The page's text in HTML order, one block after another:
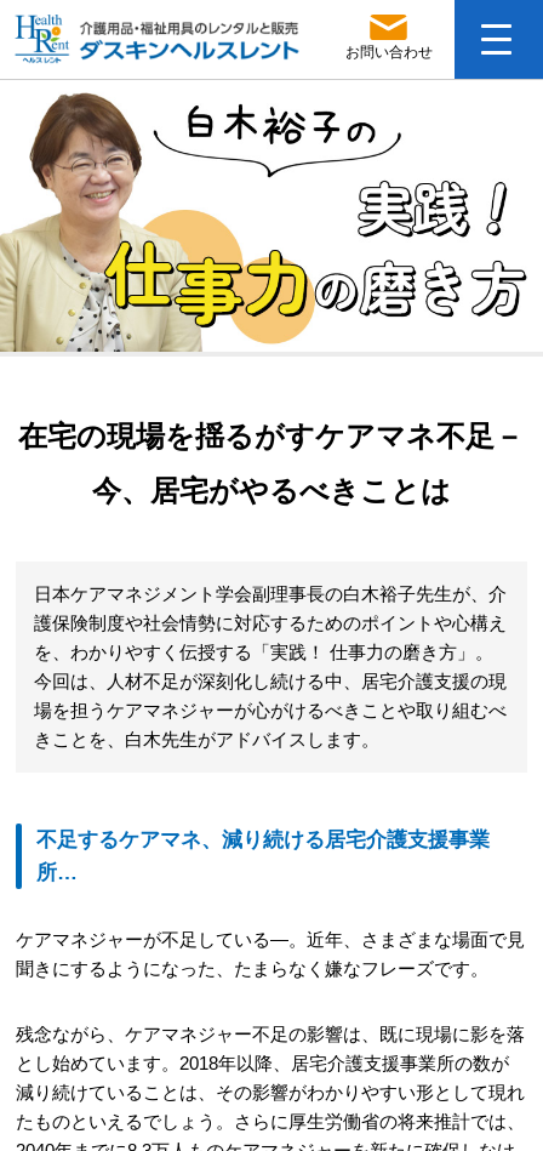
お問い合わせ
在宅の現場を揺るがすケアマネ不足－
今、居宅がやるべきことは
日本ケアマネジメント学会副理事長の白木裕子先生が、介
護保険制度や社会情勢に対応するためのポイントや心構え
を、わかりやすく伝授する「実践！ 仕事力の磨き方」。
今回は、人材不足が深刻化し続ける中、居宅介護支援の現
場を担うケアマネジャーが心がけるべきことや取り組むべ
きことを、白木先生がアドバイスします。
不足するケアマネ、減り続ける居宅介護支援事業
所…
ケアマネジャーが不足している―。近年、さまざまな場面で見
聞きにするようになった、たまらなく嫌なフレーズです。
残念ながら、ケアマネジャー不足の影響は、既に現場に影を落
とし始めています。2018年以降、居宅介護支援事業所の数が
減り続けていることは、その影響がわかりやすい形として現れ
たものといえるでしょう。さらに厚生労働省の将来推計では、